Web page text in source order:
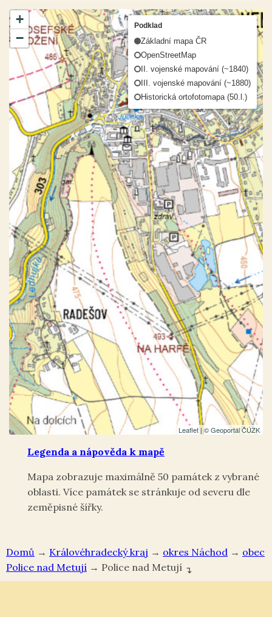
Domů → Královéhradecký kraj → okres Náchod →
Police nad Metují → Police nad Metují ↴
+
−
Leaflet | ©Geoportál ČÚZK
Podklad
Základní mapa ČR
OpenStreetMap
II. vojenské mapování (~1840)
III. vojenské mapování (~1880)
Historická ortofotomapa (50.l.)
Legenda a nápověda k mapě
Mapa zobrazuje maximálně 50 památek z vybrané
oblasti. Více památek se stránkuje od severu dle
zeměpisné šířky.